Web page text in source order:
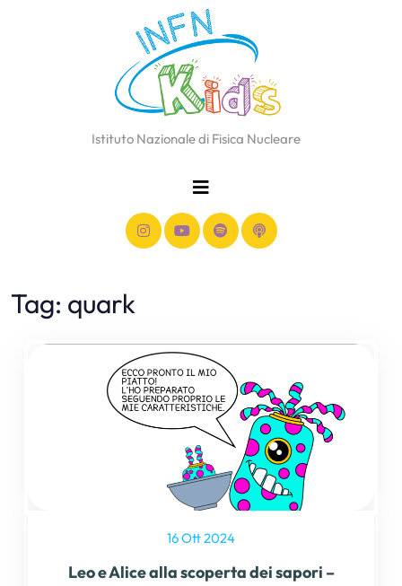
Istituto Nazionale di Fisica Nucleare
Tag: quark
16 Ott 2024
Leo e Alice alla scoperta dei sapori –